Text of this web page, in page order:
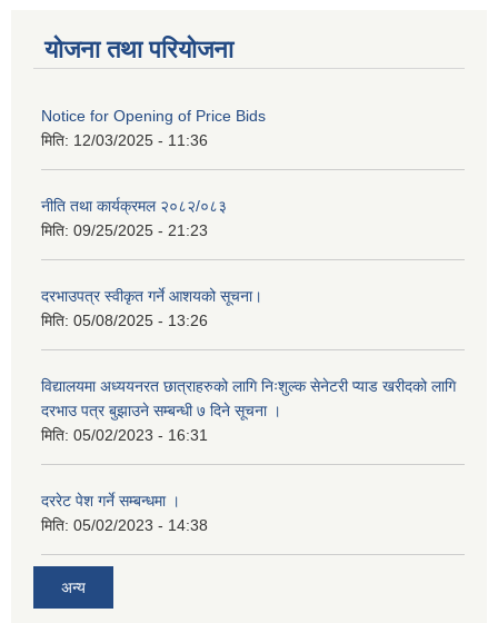
योजना तथा परियोजना
Notice for Opening of Price Bids
मिति: 12/03/2025 - 11:36
नीति तथा कार्यक्रमल २०८२/०८३
मिति: 09/25/2025 - 21:23
दरभाउपत्र स्वीकृत गर्ने आशयको सूचना।
मिति: 05/08/2025 - 13:26
विद्यालयमा अध्ययनरत छात्राहरुको लागि निःशुल्क सेनेटरी प्याड खरीदको लागि
दरभाउ पत्र बुझाउने सम्बन्धी ७ दिने सूचना ।
मिति: 05/02/2023 - 16:31
दररेट पेश गर्ने सम्बन्धमा ।
मिति: 05/02/2023 - 14:38
अन्य